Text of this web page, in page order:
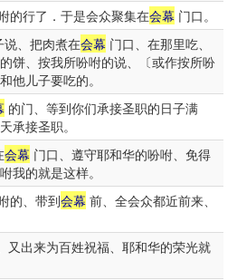
的行了．于是会众聚集在会幕 门口。
说、把肉煮在会幕 门口、在那里吃、
饼、按我所吩咐的说、〔或作按所吩
他儿子要吃的。
的门、等到你们承接圣职的日子满
承接圣职。
会幕 门口、遵守耶和华的吩咐、免得
我的就是这样。
的、带到会幕 前、全会众都近前来、
又出来为百姓祝福、耶和华的荣光就